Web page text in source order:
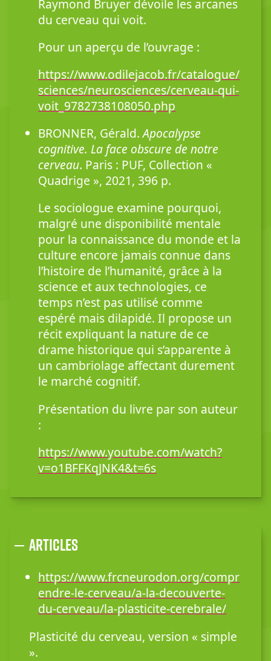
Raymond Bruyer dévoile les arcanes
du cerveau qui voit.
Pour un aperçu de l’ouvrage :
https://www.odilejacob.fr/catalogue/
sciences/neurosciences/cerveau-qui-
voit_9782738108050.php
BRONNER, Gérald.Apocalypse
cognitive. La face obscure de notre
cerveau. Paris : PUF, Collection «
Quadrige », 2021, 396 p.
Le sociologue examine pourquoi,
malgré une disponibilité mentale
pour la connaissance du monde et la
culture encore jamais connue dans
l’histoire de l’humanité, grâce à la
science et aux technologies, ce
temps n’est pas utilisé comme
espéré mais dilapidé. Il propose un
récit expliquant la nature de ce
drame historique qui s’apparente à
un cambriolage affectant durement
le marché cognitif.
Présentation du livre par son auteur
:
https://www.youtube.com/watch?
v=o1BFFKqJNK4&t=6s
Articles
https://www.frcneurodon.org/compr
endre-le-cerveau/a-la-decouverte-
du-cerveau/la-plasticite-cerebrale/
Plasticité du cerveau, version « simple
».